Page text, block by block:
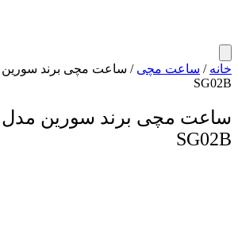
خانه / ساعت مچی
SG02B
SG02B